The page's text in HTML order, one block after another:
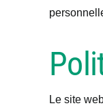
Le site